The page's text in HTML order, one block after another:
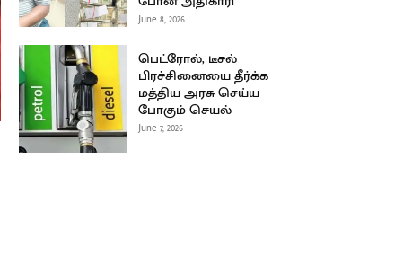
June 8, 2026
பெட்ரோல், டீசல்
பிரச்சினையை தீர்க்க
மத்திய அரசு செய்ய
போகும் செயல்
June 7, 2026